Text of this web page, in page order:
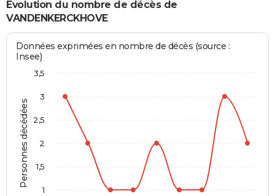
Evolution du nombre de décès de
VANDENKERCKHOVE
Personnes décédées
Données exprimées en nombre de décès (source :
Insee)
1
1,5
2
2,5
3
3,5